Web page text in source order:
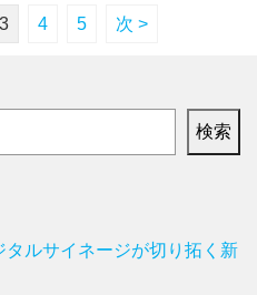
3 4 5 次 >
検索
ルサイネージが切り拓く新